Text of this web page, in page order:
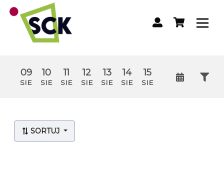
09
SIE
10
SIE
11
SIE
12
SIE
13
SIE
14
SIE
15
SIE
Lista wydarzeń:
SORTUJ